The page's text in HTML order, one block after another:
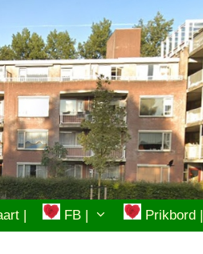
| FB | Prikbord |